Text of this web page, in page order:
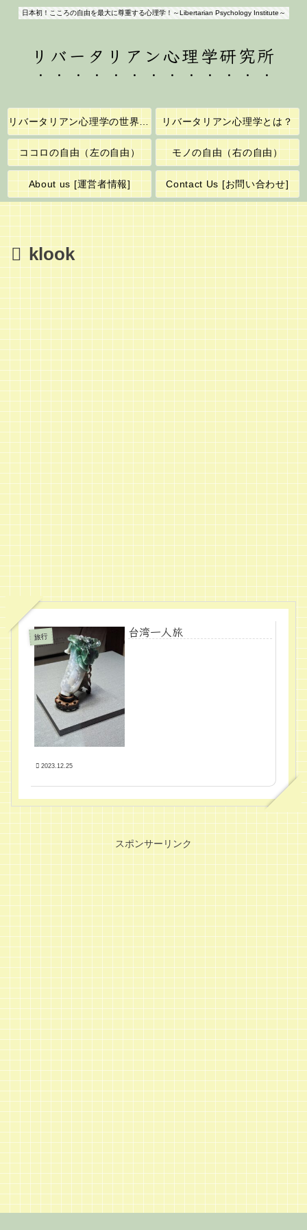
日本初！こころの自由を最大に尊重する心理学！～Libertarian Psychology Institute～
リバータリアン心理学研究所
リバータリアン心理学の世界へようこそ！ リバータリアン心理学とは？
ココロの自由（左の自由） モノの自由（右の自由）
About us [運営者情報] Contact Us [お問い合わせ]
klook
旅行 台湾一人旅
2023.12.25
スポンサーリンク